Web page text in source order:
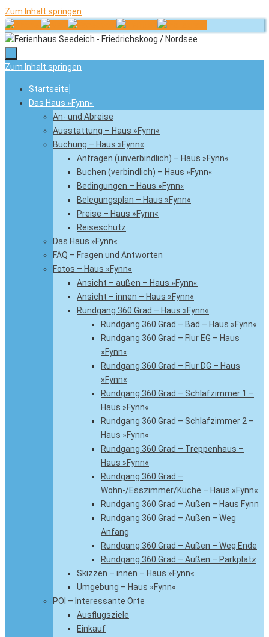
Zum Inhalt springen
Zum Inhalt springen
Startseite
Das Haus »Fynn«
An- und Abreise
Ausstattung – Haus »Fynn«
Buchung – Haus »Fynn«
Anfragen (unverbindlich) – Haus »Fynn«
Buchen (verbindlich) – Haus »Fynn«
Bedingungen – Haus »Fynn«
Belegungsplan – Haus »Fynn«
Preise – Haus »Fynn«
Reiseschutz
Das Haus »Fynn«
FAQ – Fragen und Antworten
Fotos – Haus »Fynn«
Ansicht – außen – Haus »Fynn«
Ansicht – innen – Haus »Fynn«
Rundgang 360 Grad – Haus »Fynn«
Rundgang 360 Grad – Bad – Haus »Fynn«
Rundgang 360 Grad – Flur EG – Haus
»Fynn«
Rundgang 360 Grad – Flur DG – Haus
»Fynn«
Rundgang 360 Grad – Schlafzimmer 1 –
Haus »Fynn«
Rundgang 360 Grad – Schlafzimmer 2 –
Haus »Fynn«
Rundgang 360 Grad – Treppenhaus –
Haus »Fynn«
Rundgang 360 Grad –
Wohn-/Esszimmer/Küche – Haus »Fynn«
Rundgang 360 Grad – Außen – Haus Fynn
Rundgang 360 Grad – Außen – Weg
Anfang
Rundgang 360 Grad – Außen – Weg Ende
Rundgang 360 Grad – Außen – Parkplatz
Skizzen – innen – Haus »Fynn«
Umgebung – Haus »Fynn«
POI – Interessante Orte
Ausflugsziele
Einkauf